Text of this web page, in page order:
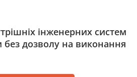
інженерних систем
дозволу на виконання